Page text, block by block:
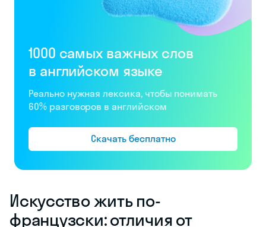
1000 самых важных слов
в английском языке
Реально нужная лексика, чтобы понимать
60% разговоров в английском
Скачать бесплатно
Искусство жить по-
французски: отличия от